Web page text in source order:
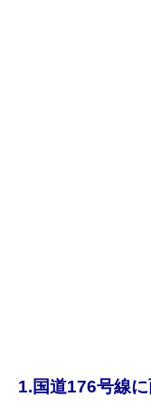
1.国道176号線に